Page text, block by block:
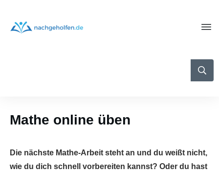
Mathe online üben
Die nächste Mathe-Arbeit steht an und du weißt nicht,
wie du dich schnell vorbereiten kannst? Oder du hast